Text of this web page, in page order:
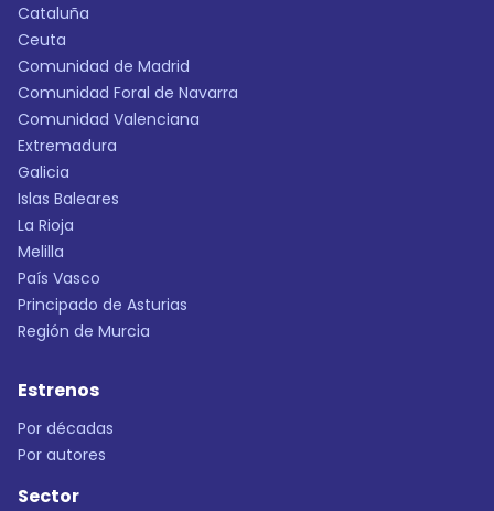
Cataluña
Ceuta
Comunidad de Madrid
Comunidad Foral de Navarra
Comunidad Valenciana
Extremadura
Galicia
Islas Baleares
La Rioja
Melilla
País Vasco
Principado de Asturias
Región de Murcia
Estrenos
Por décadas
Por autores
Sector